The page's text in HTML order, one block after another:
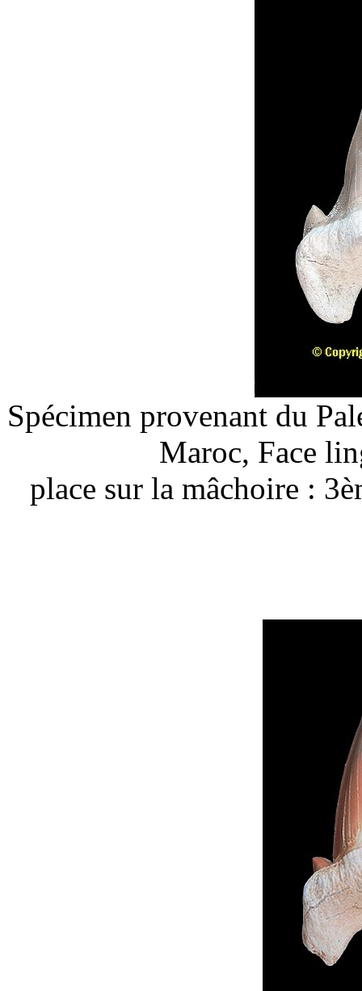
Spécimen provenant du
Maroc, Face
place sur la mâchoire :